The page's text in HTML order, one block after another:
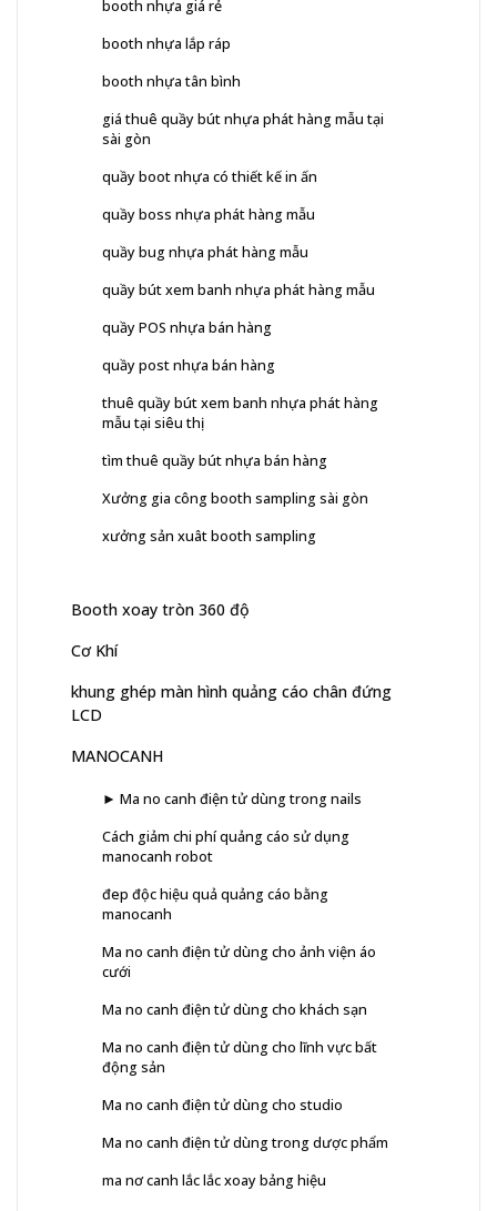
booth nhựa giá rẻ
booth nhựa lắp ráp
booth nhựa tân bình
giá thuê quầy bút nhựa phát hàng mẫu tại
sài gòn
quầy boot nhựa có thiết kế in ấn
quầy boss nhựa phát hàng mẫu
quầy bug nhựa phát hàng mẫu
quầy bút xem banh nhựa phát hàng mẫu
quầy POS nhựa bán hàng
quầy post nhựa bán hàng
thuê quầy bút xem banh nhựa phát hàng
mẫu tại siêu thị
tìm thuê quầy bút nhựa bán hàng
Xưởng gia công booth sampling sài gòn
xưởng sản xuât booth sampling
Booth xoay tròn 360 độ
Cơ Khí
khung ghép màn hình quảng cáo chân đứng
LCD
MANOCANH
► Ma no canh điện tử dùng trong nails
Cách giảm chi phí quảng cáo sử dụng
manocanh robot
đep độc hiệu quả quảng cáo bằng
manocanh
Ma no canh điện tử dùng cho ảnh viện áo
cưới
Ma no canh điện tử dùng cho khách sạn
Ma no canh điện tử dùng cho lĩnh vực bất
động sản
Ma no canh điện tử dùng cho studio
Ma no canh điện tử dùng trong dược phẩm
ma nơ canh lắc lắc xoay bảng hiệu